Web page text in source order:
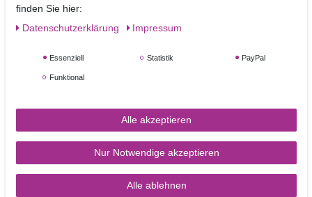
Größe: 19 cm
TORTEN-KRAM
finden Sie hier:
Daten­schutz­erklärung
Impressum
Essenziell Statistik PayPal
Funktional
Alle akzeptieren
Nur Notwendige akzeptieren
Alle ablehnen